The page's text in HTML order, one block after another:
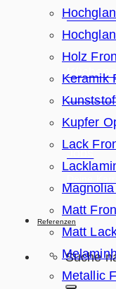
Unsere
Unser
Jobs
Referenzen
Suche
Holz
Keramik
Kupfer
Lack
Matt
Matt
Metallic